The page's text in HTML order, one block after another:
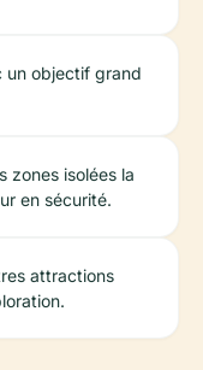
un objectif grand
zones isolées la
en sécurité.
attractions